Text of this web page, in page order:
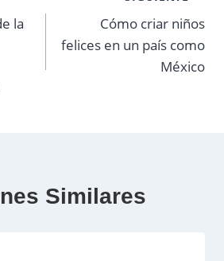
la
Cómo criar niños
felices en un país como
México
Similares